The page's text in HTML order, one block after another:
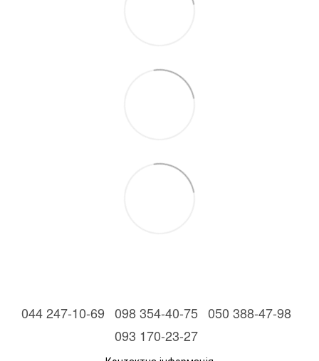
044 247-10-69 098 354-40-75 050 388-47-98
093 170-23-27